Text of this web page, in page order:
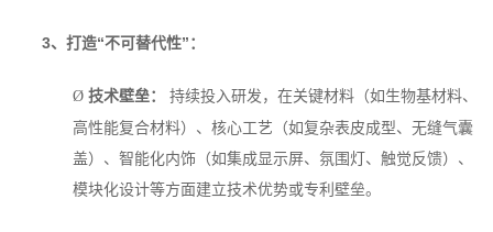
3、打造“不可替代性”：
Ø 技术壁垒：
持续投入研发，在关键材料（如生物基材料、
高性能复合材料）、核心工艺（如复杂表皮成型、无缝气囊
盖）、智能化内饰（如集成显示屏、氛围灯、触觉反馈）、
模块化设计等方面建立技术优势或专利壁垒。